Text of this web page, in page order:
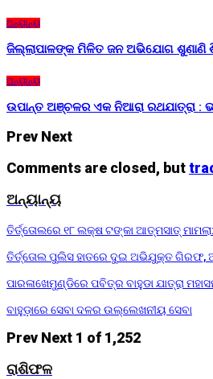
ଅନ୍ୟାନ୍ୟ
ଜିଲ୍ଲାପାଳଙ୍କ ମିଳିତ ଜନ ଅଭିଯୋଗ ଶୁଣାଣି
ଅନ୍ୟାନ୍ୟ
ଉପାନ୍ତ ଅଞ୍ଚଳର ଏକ ନିଆରା ରଥଯାତ୍ରା :
Prev Next
Comments are closed, but
ଅନ୍ୟାନ୍ୟ
ତିର୍ତ୍ତୋଲରେ ୧୮ ଲକ୍ଷ ଟଙ୍କା ଆତ୍ମସାତ୍
ତିର୍ତ୍ତୋଲ ପୁଲିସ ହାତରେ ଦୁଇ ଅଭିଯୁକ୍ତ ଗିରଫ,
ପାରଳାଖେମୁଣ୍ଡିରେ ପବିତ୍ର ବାହୁଡା ଯାତ୍ରା
ବାହୁଡ଼ାରେ ସେବା ଦଳର ଉଲ୍ଲେଖନୀୟ ସେବା
Prev Next 1 of 1,252
ରାଶିଫଳ